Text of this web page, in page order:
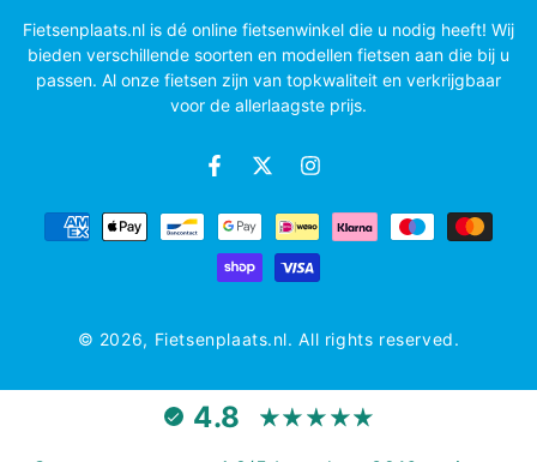
Fietsenplaats.nl is dé online fietsenwinkel die u nodig heeft! Wij
bieden verschillende soorten en modellen fietsen aan die bij u
passen. Al onze fietsen zijn van topkwaliteit en verkrijgbaar
voor de allerlaagste prijs.
© 2026, Fietsenplaats.nl. All rights reserved.
Betaal
4.8